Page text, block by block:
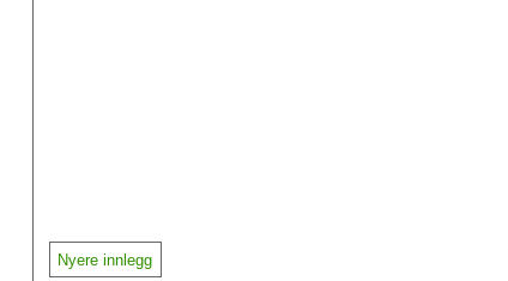
Nyere innlegg